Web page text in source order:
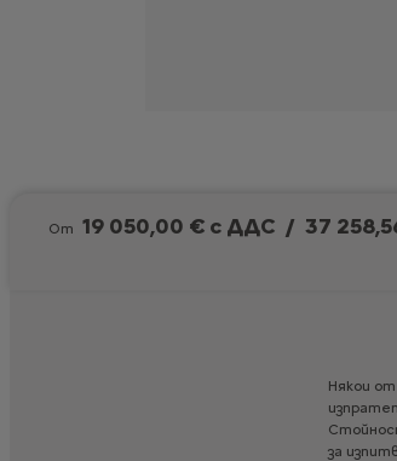
От 19 050,00 € с ДДС / 37
Някои от
за